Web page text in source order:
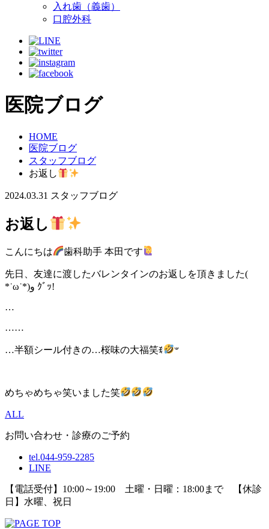
入れ歯（義歯）
口腔外科
医院ブログ
HOME
医院ブログ
スタッフブログ
お返し
2024.03.31 スタッフブログ
お返し
こんにちは 歯科助手 本田です
先日、友達に渡したバレンタインのお返しを頂きました(
*˙ω˙*)و ｸﾞｯ!
…
……
…半額シール付きの…桜味の大福笑ꉂ 𐤔
めちゃめちゃ笑いました笑‪
ALL
お問い合わせ・診療のご予約
tel.044-959-2285
LINE
【電話受付】10:00～19:00 土曜・日曜：18:00まで 【休診
日】水曜、祝日